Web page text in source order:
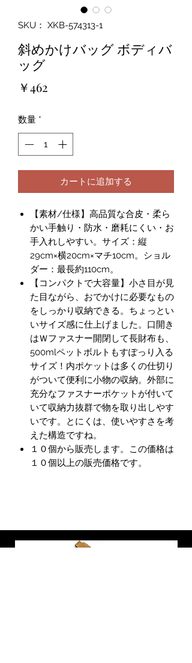
SKU： XKB-574313-1
斜めかけバッグ ボディバ
ッグ
￥462
数量 *
カートに追加する
【素材/仕様】高品質な合皮・柔ら
かい手触り・防水・磨耗にくい・お
手入れしやすい。サイズ：縦
29cm×横20cm×マチ10cm。ショル
ダー：最長約110cm。
【コンパクトで大容量】小さ目が見
た目ながら、おでかけに必要なもの
をしっかり収納できる。ちょっとい
いサイズ感に仕上げました。口開き
はＷファスナー開閉して長財布も、
500mlペットボルトもすぽっり入る
サイズ！内ポケットは多くの仕切り
がついて便利に小物の収納。外部に
充分なファスナーポケットが付いて
いて収納力抜群で物を取り出しやす
いです。とにくは、使いやすさを考
えた構造ですね。
１０個から販売します。この価格は
１０個以上の販売価格です。